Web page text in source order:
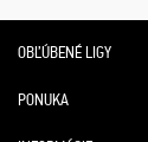
OBĽÚBENÉ LIGY
PONUKA